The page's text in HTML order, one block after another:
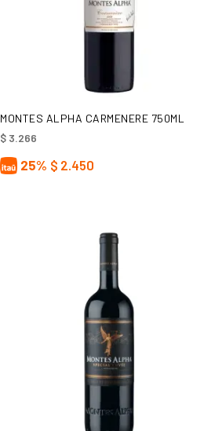
AÑADIR AL CARRITO
MONTES ALPHA CARMENERE 750ML
$ 3.266
25% $ 2.450